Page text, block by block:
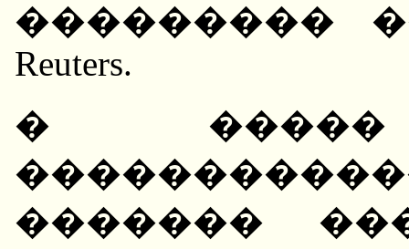
���������
Reuters.
�
�������